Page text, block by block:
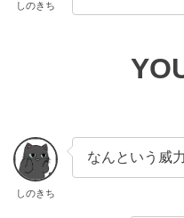
しのきち
しのきち
なんという